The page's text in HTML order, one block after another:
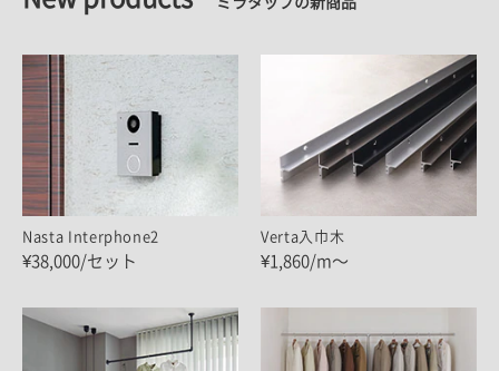
Nasta Interphone2
¥38,000/セット
Verta入巾木
¥1,860/m～